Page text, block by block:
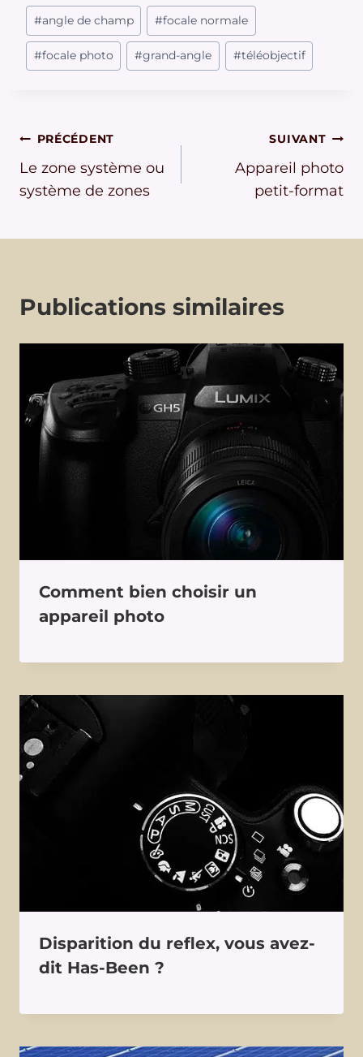
Étiquettes
de
la
#angle de champ #focale normale
#focale photo #grand-angle #téléobjectif
Navigation
de
PRÉCÉDENT
Le zone système ou
système de zones
SUIVANT
Appareil photo
petit-format
Publications similaires
Comment bien choisir un
appareil photo
Disparition du reflex, vous avez-
dit Has-Been ?